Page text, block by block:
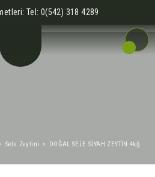
Tel: 0(542) 318 4289
Sele Zeytini DOĞAL SELE SİYAH ZEYTİN 4kğ